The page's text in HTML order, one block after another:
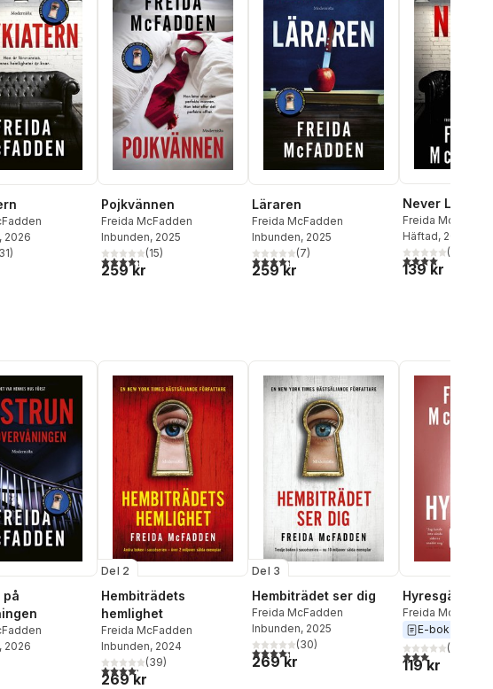
, 2026
Totalt antal röster:
31)
Pojkvännen
Freida McFadden
Inbunden, 2025
4,3utav 5 stjärnor. Totalt antal röster:
(15)
259 kr
Läraren
Freida McFadden
Inbunden, 2025
4,3utav 5 stjärnor. Totalt antal röster:
(7)
259 kr
Never Lie
Freida McFadden
Häftad, 2023
4,0utav 5(
139 kr
på
, 2026
Del 2
Hembiträdets
hemlighet
Freida McFadden
Inbunden, 2024
4,2utav 5 stjärnor. Totalt antal röster:
(39)
269 kr
Del 3
Hembiträdet ser dig
Freida McFadden
Inbunden, 2025
4,3utav 5 stjärnor. Totalt antal röster:
(30)
269 kr
Hyresgästen
Freida McFadden
E-bok
3,0utav 5(
119 kr